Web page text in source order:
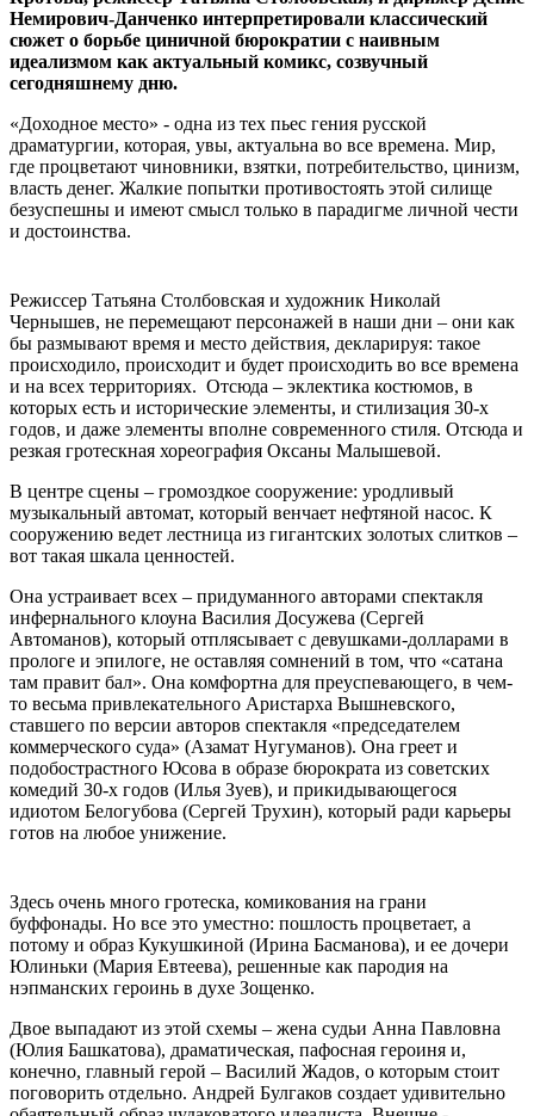
Немирович-Данченко интерпретировали классический
сюжет о борьбе циничной бюрократии с наивным
идеализмом как актуальный комикс, созвучный
сегодняшнему дню.
«Доходное место» - одна из тех пьес гения русской
драматургии, которая, увы, актуальна во все времена. Мир,
где процветают чиновники, взятки, потребительство, цинизм,
власть денег. Жалкие попытки противостоять этой силище
безуспешны и имеют смысл только в парадигме личной чести
и достоинства.
Режиссер Татьяна Столбовская и художник Николай
Чернышев, не перемещают персонажей в наши дни – они как
бы размывают время и место действия, декларируя: такое
происходило, происходит и будет происходить во все времена
и на всех территориях. Отсюда – эклектика костюмов, в
которых есть и исторические элементы, и стилизация 30-х
годов, и даже элементы вполне современного стиля. Отсюда и
резкая гротескная хореография Оксаны Малышевой.
В центре сцены – громоздкое сооружение: уродливый
музыкальный автомат, который венчает нефтяной насос. К
сооружению ведет лестница из гигантских золотых слитков –
вот такая шкала ценностей.
Она устраивает всех – придуманного авторами спектакля
инфернального клоуна Василия Досужева (Сергей
Автоманов), который отплясывает с девушками-долларами в
прологе и эпилоге, не оставляя сомнений в том, что «сатана
там правит бал». Она комфортна для преуспевающего, в чем-
то весьма привлекательного Аристарха Вышневского,
ставшего по версии авторов спектакля «председателем
коммерческого суда» (Азамат Нугуманов). Она греет и
подобострастного Юсова в образе бюрократа из советских
комедий 30-х годов (Илья Зуев), и прикидывающегося
идиотом Белогубова (Сергей Трухин), который ради карьеры
готов на любое унижение.
Здесь очень много гротеска, комикования на грани
буффонады. Но все это уместно: пошлость процветает, а
потому и образ Кукушкиной (Ирина Басманова), и ее дочери
Юлиньки (Мария Евтеева), решенные как пародия на
нэпманских героинь в духе Зощенко.
Двое выпадают из этой схемы – жена судьи Анна Павловна
(Юлия Башкатова), драматическая, пафосная героиня и,
конечно, главный герой – Василий Жадов, о которым стоит
поговорить отдельно. Андрей Булгаков создает удивительно